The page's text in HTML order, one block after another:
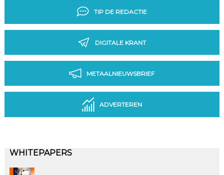
TIP DE REDACTIE
DIGITALE KRANT
METAALNIEUWSBRIEF
ADVERTEREN
WHITEPAPERS